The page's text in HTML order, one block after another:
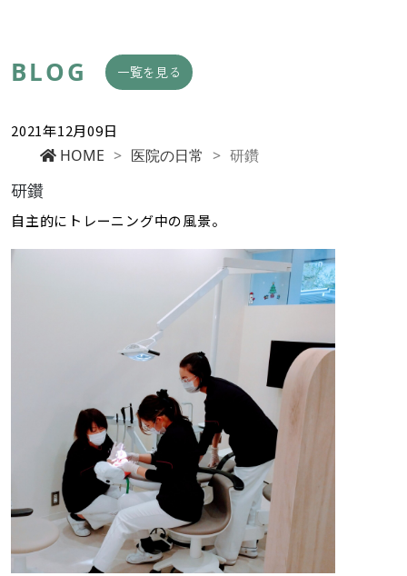
BLOG 一覧を見る
2021年12月09日
HOME > 医院の日常 > 研鑽
研鑽
自主的にトレーニング中の風景。